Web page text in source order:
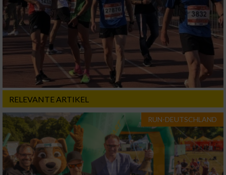
RELEVANTE ARTIKEL
RUN-DEUTSCHLAND
Verwendung von Profilen zur Auswahl
personalisierter Inhalte
Messung der Werbeleistung
Messung der Performance von Inhalten
Analyse von Zielgruppen durch Statistiken
oder Kombinationen von Daten aus
verschiedenen Quellen
Entwicklung und Verbesserung der Angebote
Verwendung reduzierter Daten zur Auswahl